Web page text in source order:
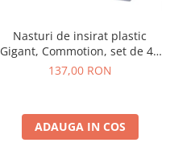
Nasturi de insirat plastic
Gigant, Commotion, set de 44
bucati, multicolor
137,00 RON
ADAUGA IN COS